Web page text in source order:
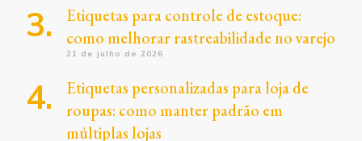
Etiquetas para controle de estoque:
como melhorar rastreabilidade no varejo
21 de julho de 2026
Etiquetas personalizadas para loja de
roupas: como manter padrão em
múltiplas lojas